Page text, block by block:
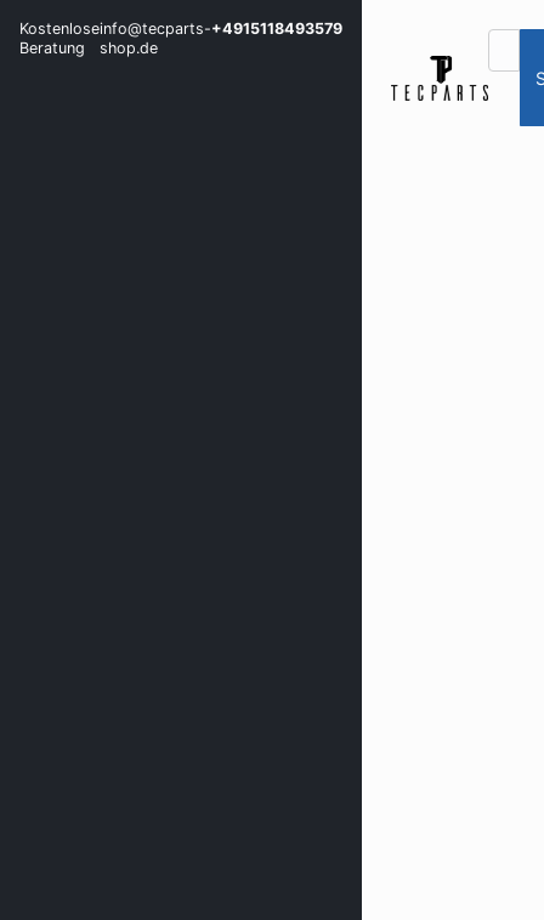
Kostenlose
Beratung
info@tecparts-
shop.de
+4915118493579